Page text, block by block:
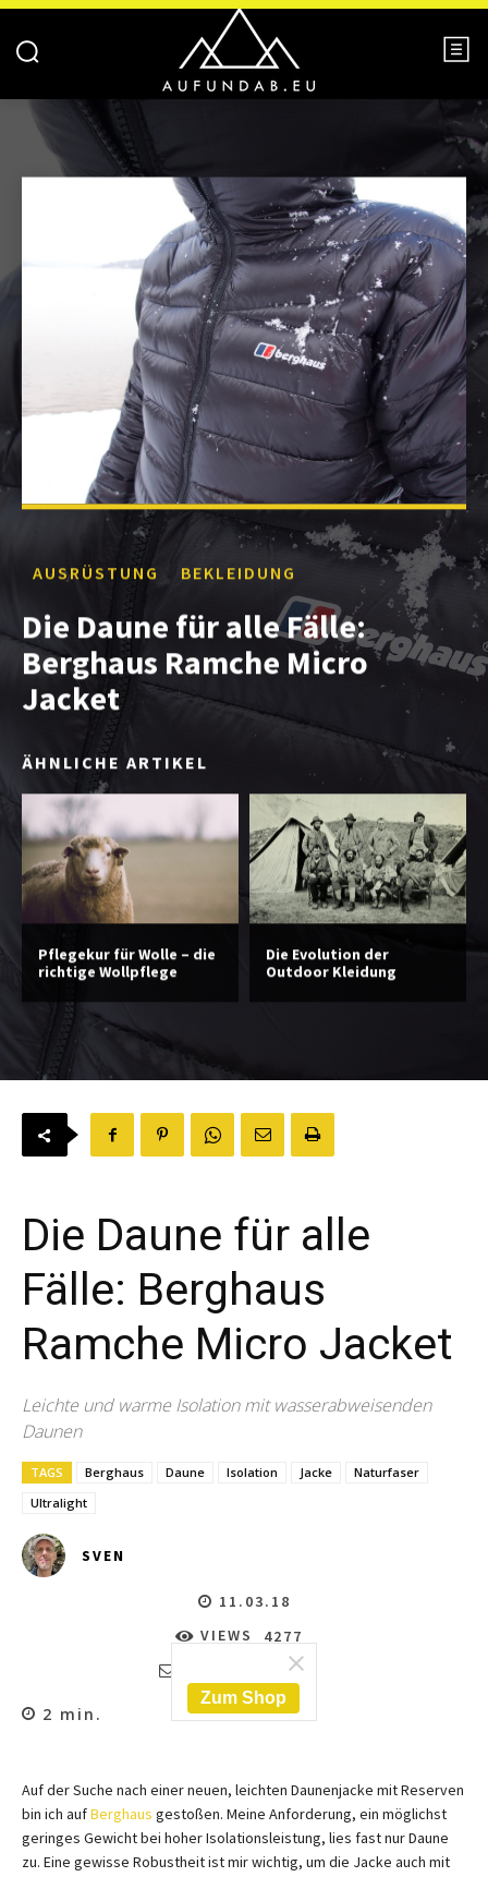
AUSRÜSTUNG BEKLEIDUNG
Die Daune für alle Fälle:
Berghaus Ramche Micro
Jacket
ÄHNLICHE ARTIKEL
Pflegekur für Wolle – die
richtige Wollpflege
Die Evolution der
Outdoor Kleidung
Die Daune für alle
Fälle: Berghaus
Ramche Micro Jacket
Leichte und warme Isolation mit wasserabweisenden
Daunen
TAGS Berghaus Daune Isolation Jacke
Naturfaser
Ultralight
SVEN
11.03.18
VIEWS
4277
KOMMENTARE
2 min.
Auf der Suche nach einer neuen, leichten Daunenjacke mit Reserven
bin ich aufBerghaus gestoßen. Meine Anforderung, ein möglichst
geringes Gewicht bei hoher Isolationsleistung, lies fast nur Daune
zu. Eine gewisse Robustheit ist mir wichtig, um die Jacke auch mit
Zum Shop